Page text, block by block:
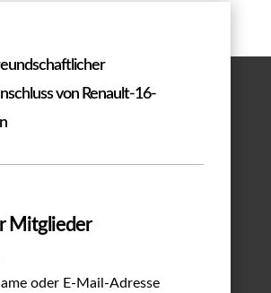
von Renault-16-
Mitglieder
oder E-Mail-Adresse